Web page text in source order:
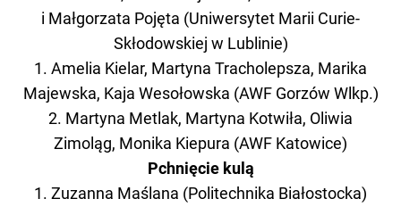
i Małgorzata Pojęta (Uniwersytet Marii Curie-
Skłodowskiej w Lublinie)
1. Amelia Kielar, Martyna Tracholepsza, Marika
Majewska, Kaja Wesołowska (AWF Gorzów Wlkp.)
2. Martyna Metlak, Martyna Kotwiła, Oliwia
Zimoląg, Monika Kiepura (AWF Katowice)
Pchnięcie kulą
1. Zuzanna Maślana (Politechnika Białostocka)